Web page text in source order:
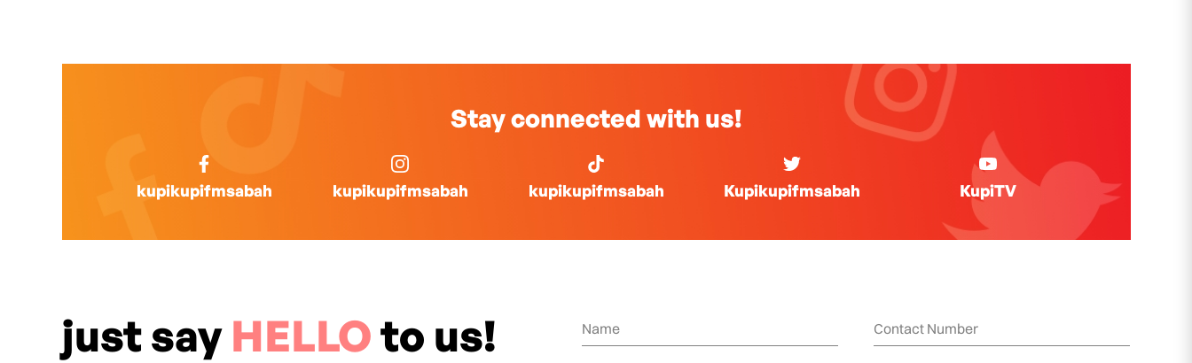
Stay connected with us!
kupikupifmsabah kupikupifmsabah kupikupifmsabah Kupikupifmsabah KupiTV
just say HELLOto us!